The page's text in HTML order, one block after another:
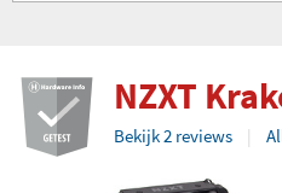
NZXT
Bekijk 2 reviews